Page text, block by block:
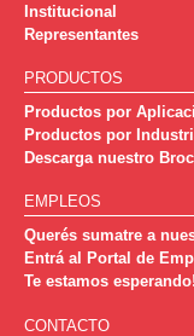
Institucional
Representantes
PRODUCTOS
Productos por
Productos por
Descarga nuestro
EMPLEOS
Querés sumatre a
Entrá al Portal de
Te estamos esperando!
CONTACTO